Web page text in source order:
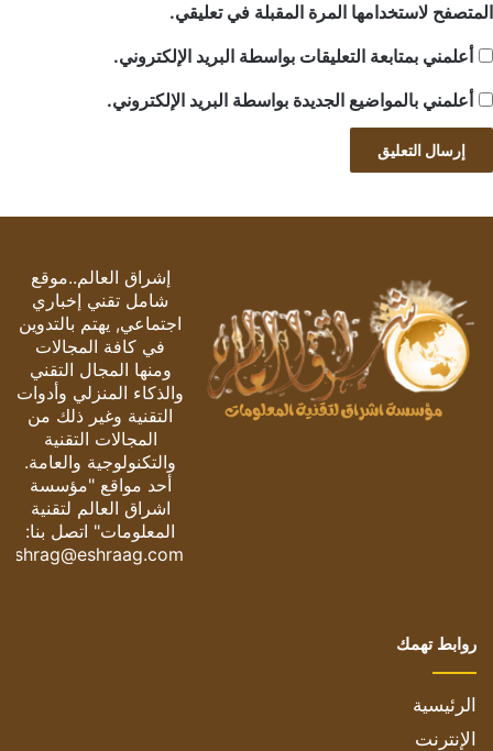
المتصفح لاستخدامها المرة المقبلة في تعليقي.
أعلمني بمتابعة التعليقات بواسطة البريد الإلكتروني.
أعلمني بالمواضيع الجديدة بواسطة البريد الإلكتروني.
إشراق العالم..موقع
شامل تقني إخباري
اجتماعي, يهتم بالتدوين
في كافة المجالات
ومنها المجال التقني
والذكاء المنزلي وأدوات
التقنية وغير ذلك من
المجالات التقنية
والتكنولوجية والعامة.
أحد مواقع "مؤسسة
اشراق العالم لتقنية
المعلومات" اتصل بنا:
eshrag@eshraag.com
روابط تهمك
الرئيسية
الإنترنت